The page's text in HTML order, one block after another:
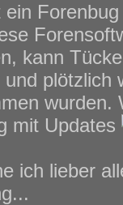
ein
kann
und plötzlich
wurden.
mit Updates
ich lieber